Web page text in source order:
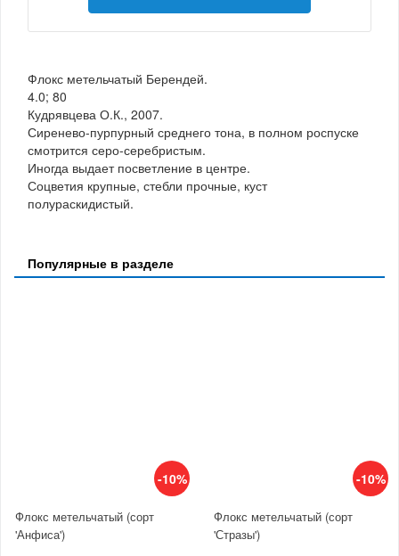
Флокс метельчатый Берендей.
4.0; 80
Кудрявцева О.К., 2007.
Сиренево-пурпурный среднего тона, в полном роспуске
смотрится серо-серебристым.
Иногда выдает посветление в центре.
Соцветия крупные, стебли прочные, куст
полураскидистый.
Популярные в разделе
-10%
Флокс метельчатый (сорт
'Анфиса')
-10%
Флокс метельчатый (сорт
'Стразы')